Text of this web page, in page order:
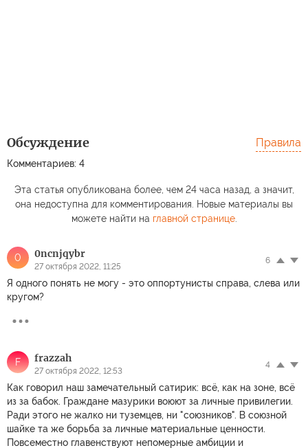
Обсуждение
Комментариев: 4
Правила
Эта статья опубликована более, чем 24 часа назад, а значит,
она недоступна для комментирования. Новые материалы вы
можете найти на главной странице.
0 0ncnjqybr
27 октября 2022, 11:25
6
Я одного понять не могу - это оппортунисты справа, слева или
кругом?
F frazzah
27 октября 2022, 12:53
4
Как говорил наш замечательный сатирик: всё, как на зоне, всё
из за бабок. Граждане мазурики воюют за личные привилегии.
Ради этого не жалко ни туземцев, ни "союзников". В союзной
шайке та же борьба за личные материальные ценности.
Повсеместно главенствуют непомерные амбиции и